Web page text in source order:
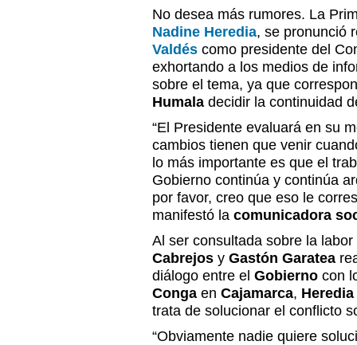
No desea más rumores. La
Nadine Heredia, se pronunció
Valdés como presidente del
exhortando a los medios de
sobre el tema, ya que
Humala decidir la continuidad
“El Presidente evaluará en su
cambios tienen que venir
lo más importante es que el
Gobierno continúa y continúa
por favor, creo que eso le
manifestó la comunicadora
Al ser consultada sobre la
Cabrejos y Gastón Garatea
diálogo entre el Gobierno con
Conga en Cajamarca,
trata de solucionar el conflicto
“Obviamente nadie quiere